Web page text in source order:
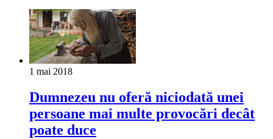
1 mai 2018
Dumnezeu nu oferă niciodată unei
persoane mai multe provocări decât
poate duce